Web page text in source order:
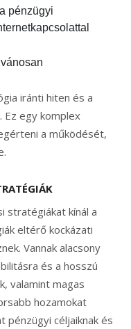
pénzügyi
iránti hiten és a
Ez egy komplex
a működését,
stratégiákat kínál a
eltérő kockázati
Vannak alacsony
és a hosszú
valamint magas
hozamokat
pénzügyi céljaiknak és